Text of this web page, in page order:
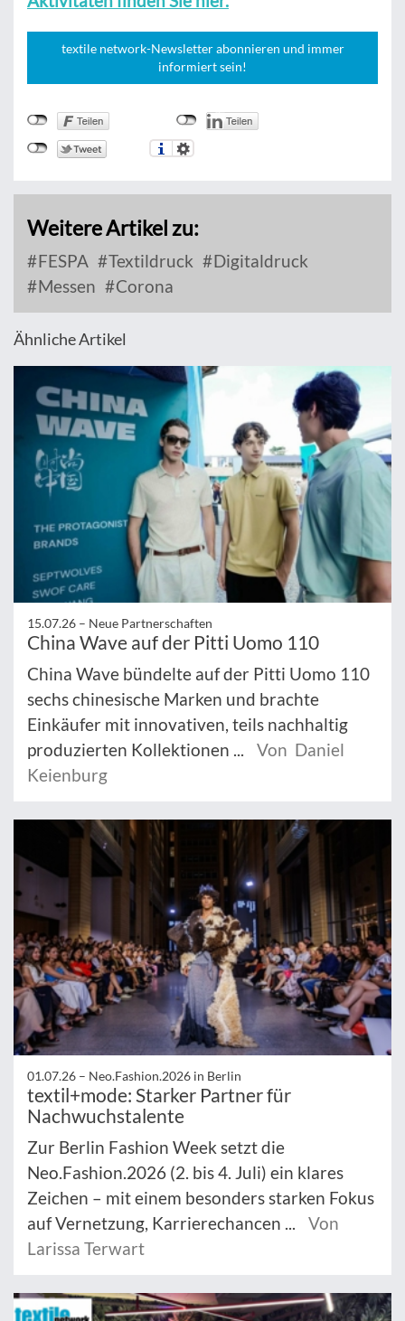
textile network-Newsletter abonnieren und immer
informiert sein!
Weitere Artikel zu:
FESPA Textildruck
Digitaldruck
Messen
Corona
Ähnliche Artikel
15.07.26 – Neue Partnerschaften
China Wave auf der Pitti Uomo 110
China Wave bündelte auf der Pitti Uomo 110
sechs chinesische Marken und brachte
Einkäufer mit innovativen, teils nachhaltig
produzierten Kollektionen ...
Von Daniel
Keienburg
01.07.26 – Neo.Fashion.2026 in Berlin
textil+mode: Starker Partner für
Nachwuchstalente
Zur Berlin Fashion Week setzt die
Neo.Fashion.2026 (2. bis 4. Juli) ein klares
Zeichen – mit einem besonders starken Fokus
auf Vernetzung, Karrierechancen ...
Von
Larissa Terwart